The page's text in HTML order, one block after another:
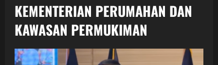
KEMENTERIAN PERUMAHAN DAN
KAWASAN PERMUKIMAN